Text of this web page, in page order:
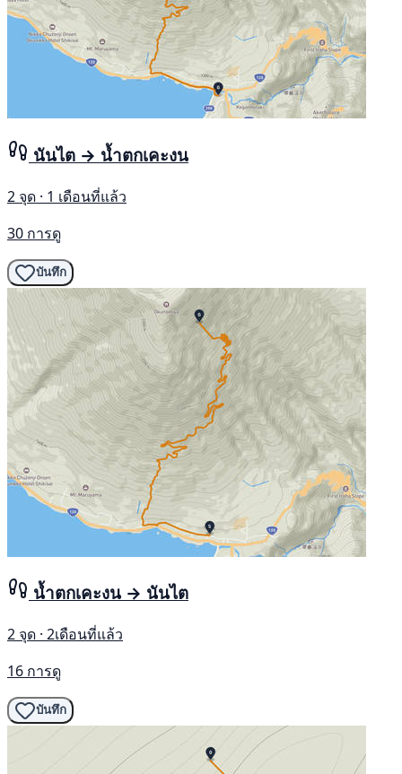
นันไต → น้ำตกเคะงน
2 จุด · 1 เดือนที่แล้ว
30 การดู
บันทึก
น้ำตกเคะงน → นันไต
2 จุด · 2เดือนที่แล้ว
16 การดู
บันทึก